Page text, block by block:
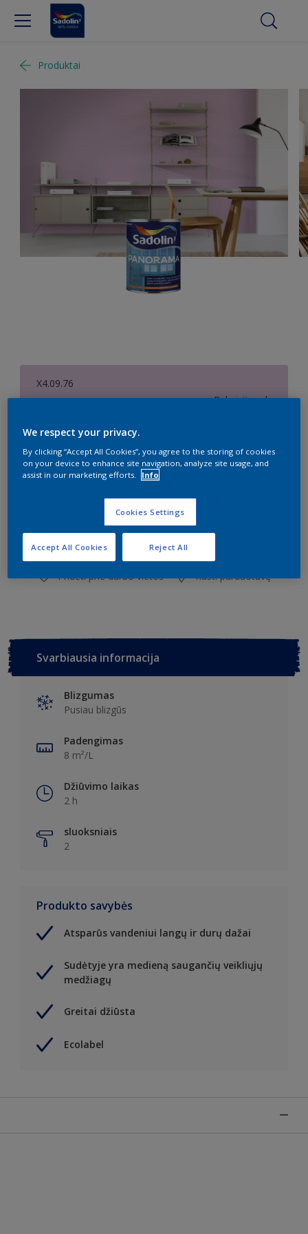
Produktai
X4.09.76
Pakeisti spalvą
Dydis
1 l 2,5 l
Dažų kiekio skaičiuoklė
Skaičiuoti
Pridėti prie darbo vietos Rasti parduotuvę
Svarbiausia informacija
Blizgumas
Pusiau blizgūs
Padengimas
8 m²/L
Džiūvimo laikas
2 h
sluoksniais
2
Produkto savybės
Atsparūs vandeniui langų ir durų dažai
Sudėtyje yra medieną saugančių veikliųjų
medžiagų
Greitai džiūsta
Ecolabel
We respect your privacy.
By clicking “Accept All Cookies”, you agree to the storing of cookies
on your device to enhance site navigation, analyze site usage, and
assist in our marketing efforts.
Info
Cookies Settings
Reject All
Accept All Cookies